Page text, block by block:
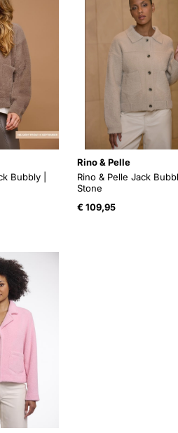
Bubbly |
Rino & Pelle
Rino & Pelle Jack
Stone
€ 109,95